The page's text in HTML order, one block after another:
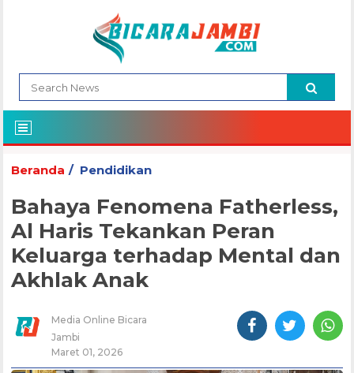
Beranda Pendidikan
Bahaya Fenomena Fatherless,
Al Haris Tekankan Peran
Keluarga terhadap Mental dan
Akhlak Anak
Media Online Bicara
Jambi
Maret 01, 2026